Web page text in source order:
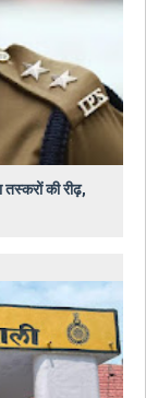
की रीढ़,